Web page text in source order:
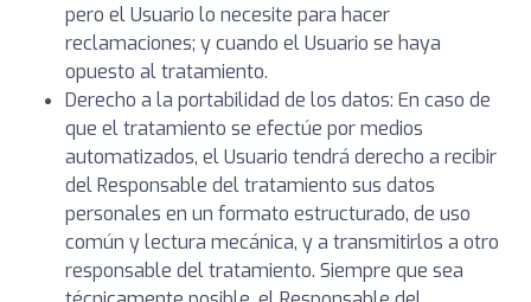
pero el Usuario lo necesite para hacer
reclamaciones; y cuando el Usuario se haya
opuesto al tratamiento.
Derecho a la portabilidad de los datos: En caso de
que el tratamiento se efectúe por medios
automatizados, el Usuario tendrá derecho a recibir
del Responsable del tratamiento sus datos
personales en un formato estructurado, de uso
común y lectura mecánica, y a transmitirlos a otro
responsable del tratamiento. Siempre que sea